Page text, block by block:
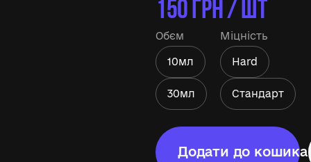
150ГРН / ШТ
Обєм
10мл
30мл
Міцність
Hard
Стандарт
Додати до кошика